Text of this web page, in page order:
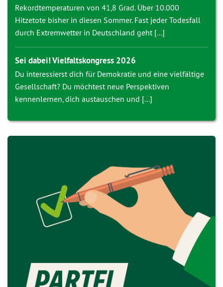
Rekordtemperaturen von 41,8 Grad. Über 10.000
Hitzetote bisher in diesen Sommer. Fast jeder Todesfall
durch Extremwetter in Deutschland geht [...]
Sei dabei! Vielfaltskongress 2026
Du interessierst dich für Demokratie und eine vielfältige
Gesellschaft? Du möchtest neue Perspektiven
kennenlernen, dich austauschen und [...]